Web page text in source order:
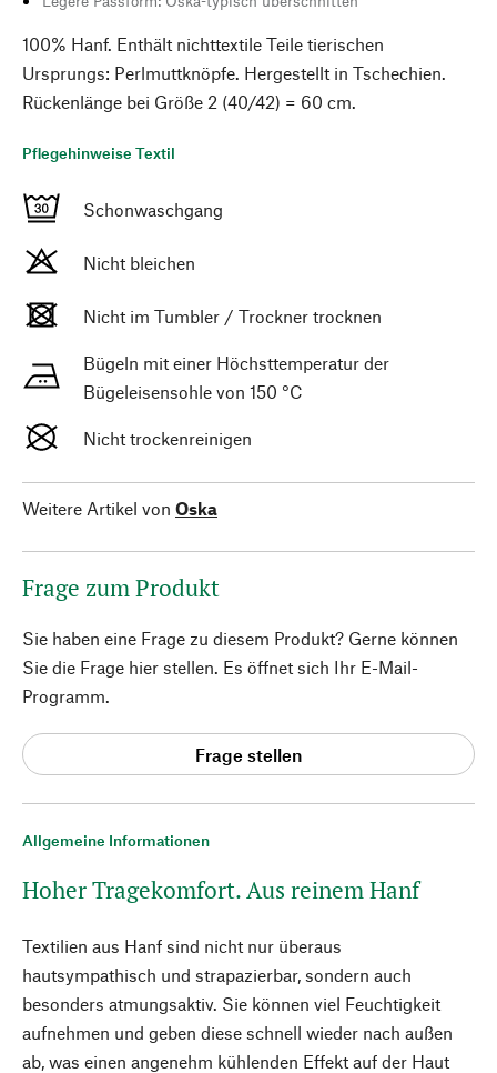
Allgemeine Informationen
Hoher Tragekomfort. Aus reinem Hanf
Textilien aus Hanf sind nicht nur überaus
hautsympathisch und strapazierbar, sondern auch
besonders atmungsaktiv. Sie können viel Feuchtigkeit
aufnehmen und geben diese schnell wieder nach außen
ab, was einen angenehm kühlenden Effekt auf der Haut
100% Hanf. Enthält nichttextile Teile tierischen
Ursprungs: Perlmuttknöpfe. Hergestellt in Tschechien.
Rückenlänge bei Größe 2 (40/42) = 60 cm.
Pflegehinweise Textil
Schonwaschgang
Nicht bleichen
Nicht im Tumbler / Trockner trocknen
Bügeln mit einer Höchsttemperatur der
Bügeleisensohle von 150 °C
Nicht trockenreinigen
Weitere Artikel von Oska
Frage zum Produkt
Sie haben eine Frage zu diesem Produkt? Gerne können
Sie die Frage hier stellen. Es öffnet sich Ihr E-Mail-
Programm.
Frage stellen